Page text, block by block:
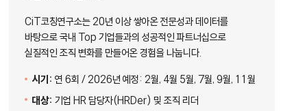
CiT코칭연구소는 20년 이상 쌓아온 전문성과 데이터를
바탕으로 국내 Top 기업들과의 성공적인 파트너십으로
실질적인 조직 변화를 만들어온 경험을 나눕니다.
시기: 연 6회 / 2026년 예정: 2월, 4월 5월, 7월, 9월, 11월
대상: 기업 HR 담당자(HRDer) 및 조직 리더